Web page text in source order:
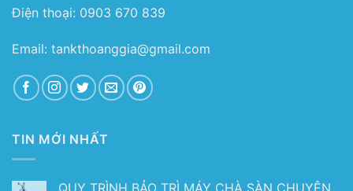
Điện thoại: 0903 670 839
Email: tankthoanggia@gmail.com
TIN MỚI NHẤT